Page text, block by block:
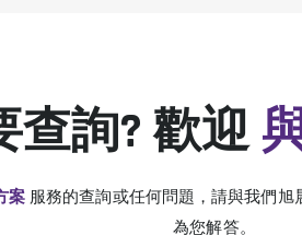
查詢? 歡迎
案 服務的查詢或任何問題，請與我們旭
為您解答。